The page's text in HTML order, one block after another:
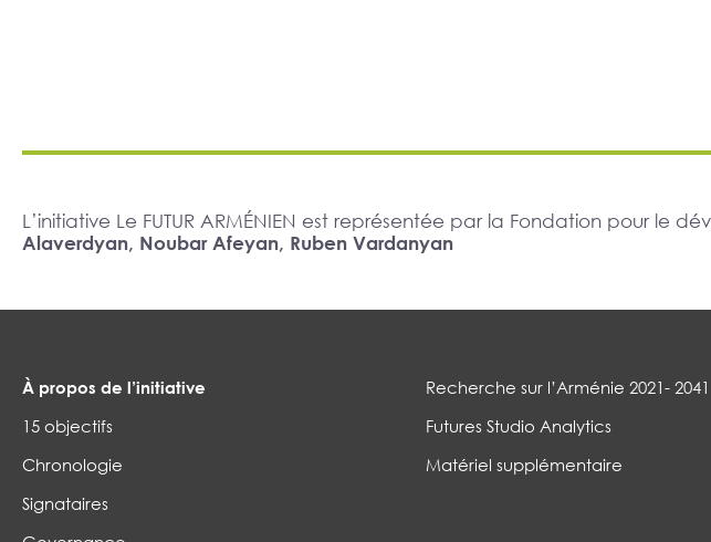
L’initiative Le FUTUR ARMÉNIEN est représentée par la Fondation pour le
Alaverdyan, Noubar Afeyan, Ruben Vardanyan
À propos de l’initiative
15 objectifs
Chronologie
Signataires
Recherche sur l’Arménie 2021- 2041
Futures Studio Analytics
Matériel supplémentaire